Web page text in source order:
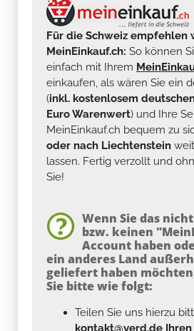
Für die Schweiz empfehlen
MeinEinkauf.ch: So können
einfach mit Ihrem
einkaufen, als wären Sie ein
(inkl. kostenlosem
Euro Warenwert) und Ihre
MeinEinkauf.ch bequem zu
oder nach Liechtenstein
lassen. Fertig verzollt und
Sie!
Wenn Sie das
bzw. keinen
Account haben
ein anderes Land
geliefert haben
Sie bitte wie folgt:
Teilen Sie uns hierzu
kontakt@yerd.de